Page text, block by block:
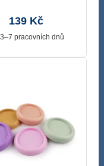
139 Kč
pracovních dnů